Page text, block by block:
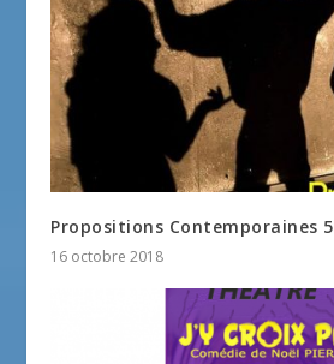
Propositions Contemporaines 5
16 octobre 2018